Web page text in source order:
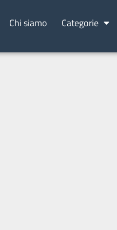
Chi siamo Categorie